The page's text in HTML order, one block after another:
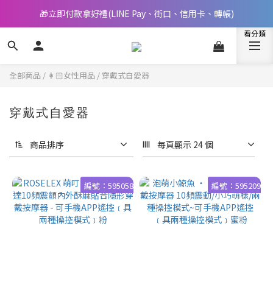
📢 邀您立即享樂，現在加入會員就送🪙80元購物金
🎁立即付款拿好禮(LINE Pay、街口、信用卡、轉帳)
📢 邀您立即享樂，現在加入會員就送🪙80元購物金
全部商品 / 👩🏻女性用品 / 穿戴式自愛器
穿戴式自愛器
商品排序 每頁顯示 24 個
編號：595058 編號：595209